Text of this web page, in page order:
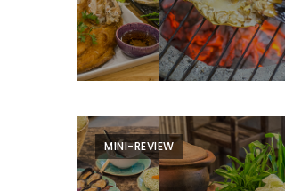
GAME
(SABAI
SEAFOOD)
FAIR
2017
เชียงใหม่
MINI-REVIEW